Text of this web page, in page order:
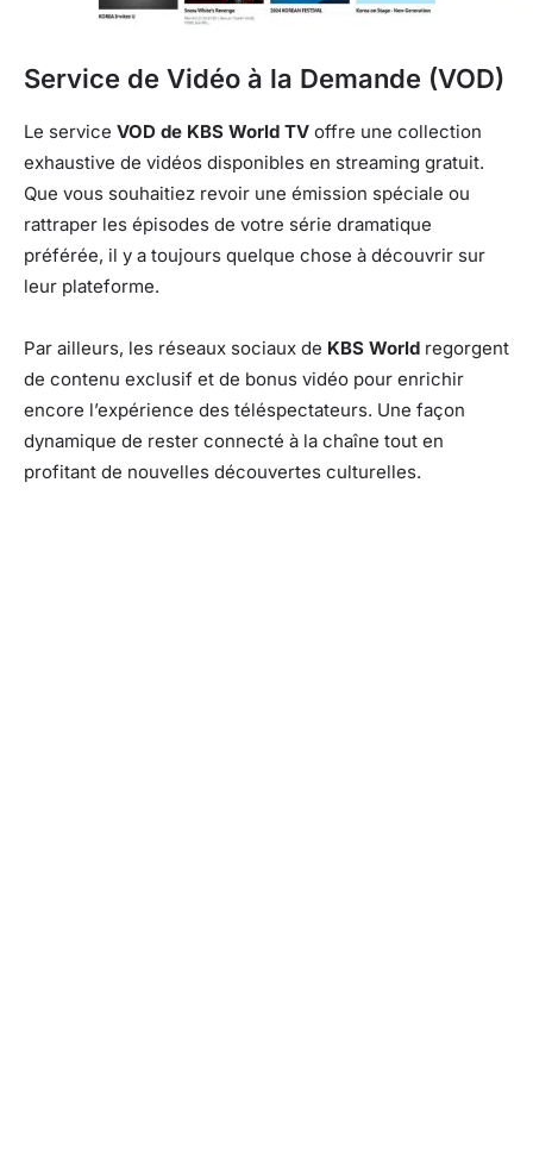
Service de Vidéo à la Demande (VOD)
Le service VOD de KBS World TV offre une collection
exhaustive de vidéos disponibles en streaming gratuit.
Que vous souhaitiez revoir une émission spéciale ou
rattraper les épisodes de votre série dramatique
préférée, il y a toujours quelque chose à découvrir sur
leur plateforme.
Par ailleurs, les réseaux sociaux de KBS World regorgent
de contenu exclusif et de bonus vidéo pour enrichir
encore l’expérience des téléspectateurs. Une façon
dynamique de rester connecté à la chaîne tout en
profitant de nouvelles découvertes culturelles.